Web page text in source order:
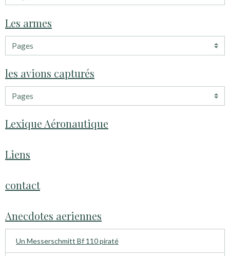
Les armes
les avions capturés
Lexique Aéronautique
Liens
contact
Anecdotes aeriennes
Un Messerschmitt Bf 110 piraté